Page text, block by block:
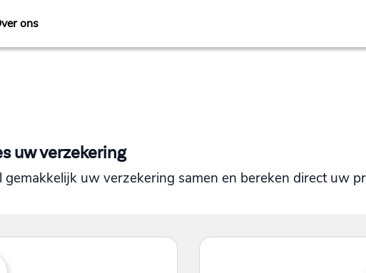
ons
uw verzekering
gemakkelijk uw verzekering samen en bereken direct uw